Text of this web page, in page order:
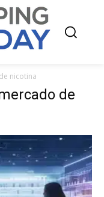
nicotina
de